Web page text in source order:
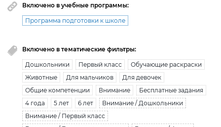
Включено в учебные программы:
Программа подготовки к школе
Включено в тематические фильтры:
Дошкольники Первый класс
Обучающие раскраски
Животные
Для мальчиков
Для девочек
Общие компетенции
Внимание
Бесплатные задания
4 года
5 лет 6 лет
Внимание / Дошкольники
Внимание / Первый класс